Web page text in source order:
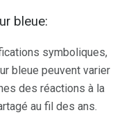
bleue:
symboliques,
bleue peuvent varier
des réactions à la
au fil des ans.